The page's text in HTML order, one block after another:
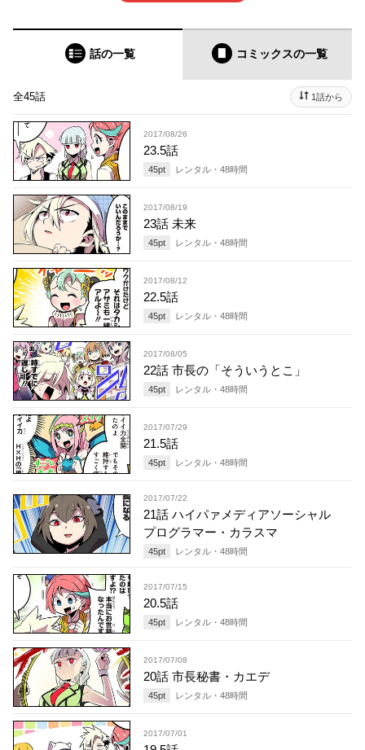
話の一覧 コミックスの一覧
全45話 1話から
2017/08/26
23.5話
45pt レンタル・ 48時間
2017/08/19
23話 未来
45pt レンタル・ 48時間
2017/08/12
22.5話
45pt レンタル・ 48時間
2017/08/05
22話 市長の「そういうとこ」
45pt レンタル・ 48時間
2017/07/29
21.5話
45pt レンタル・ 48時間
2017/07/22
21話 ハイパァメディアソーシャル
プログラマー・カラスマ
45pt レンタル・ 48時間
2017/07/15
20.5話
45pt レンタル・ 48時間
2017/07/08
20話 市長秘書・カエデ
45pt レンタル・ 48時間
2017/07/01